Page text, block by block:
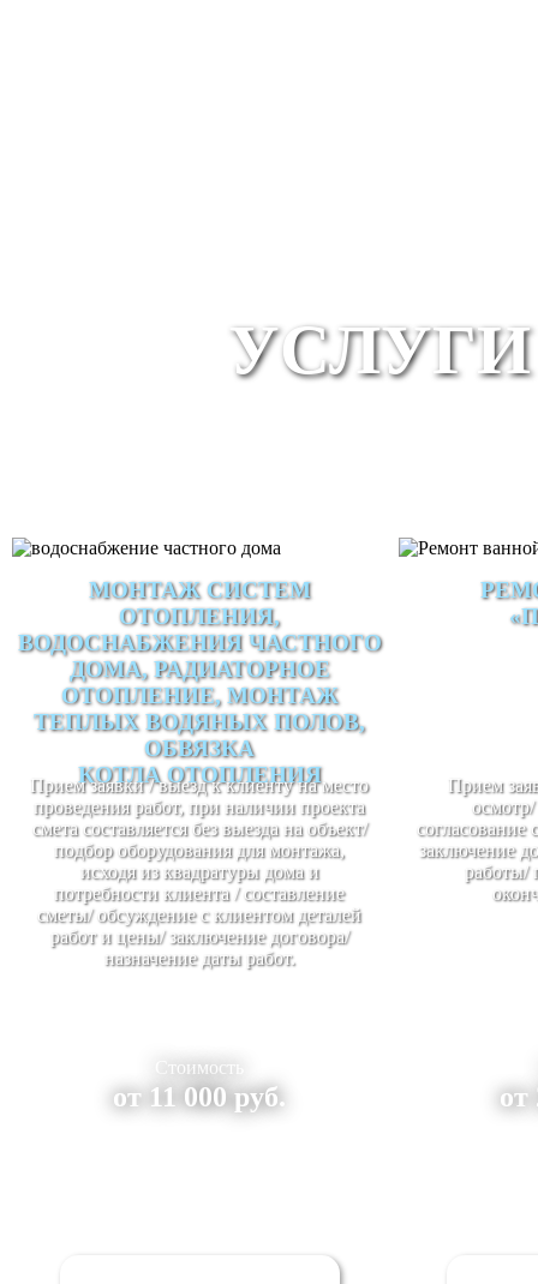
МОНТАЖ СИСТЕМ
ОТОПЛЕНИЯ,
ВОДОСНАБЖЕНИЯ ЧАСТНОГО
ДОМА, РАДИАТОРНОЕ
ОТОПЛЕНИЕ, МОНТАЖ
ТЕПЛЫХ ВОДЯНЫХ ПОЛОВ,
ОБВЯЗКА
КОТЛА ОТОПЛЕНИЯ
Прием заявки / выезд к клиенту на место
проведения работ, при наличии проекта
смета составляется без выезда на объект/
подбор оборудования для монтажа,
исходя из квадратуры дома и
потребности клиента / составление
сметы/ обсуждение с клиентом деталей
работ и цены/ заключение договора/
назначение даты работ.
Стоимость
от 11 000 руб.
Прием
согласование
заключение
работы/
от